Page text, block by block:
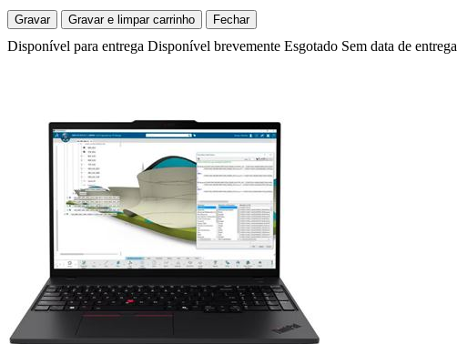
Gravar Gravar e limpar carrinho Fechar
Disponível para entrega Disponível brevemente Esgotado Sem data de entrega